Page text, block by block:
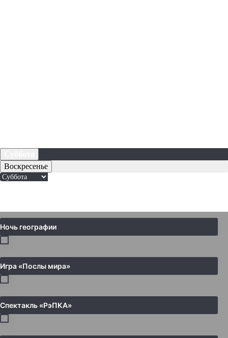
Воскресенье
Ночь географии
Игра «Послы мира»
Спектакль «РэПКА»